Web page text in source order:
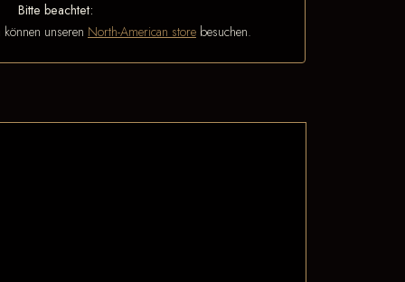
Bitte beachtet:
unseren North-American storebesuchen.